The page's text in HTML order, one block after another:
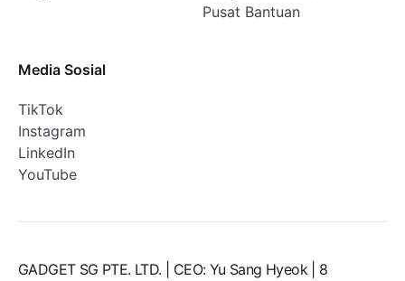
Pusat Bantuan
Media Sosial
TikTok
Instagram
LinkedIn
YouTube
GADGET SG PTE. LTD. | CEO: Yu Sang Hyeok | 8